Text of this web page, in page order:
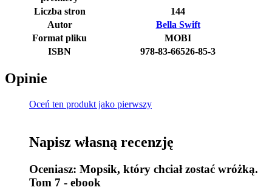
Liczba stron
144
Autor
Bella Swift
Format pliku
MOBI
ISBN
978-83-66526-85-3
Opinie
Oceń ten produkt jako pierwszy
Napisz własną recenzję
Oceniasz: Mopsik, który chciał zostać wróżką.
Tom 7 - ebook